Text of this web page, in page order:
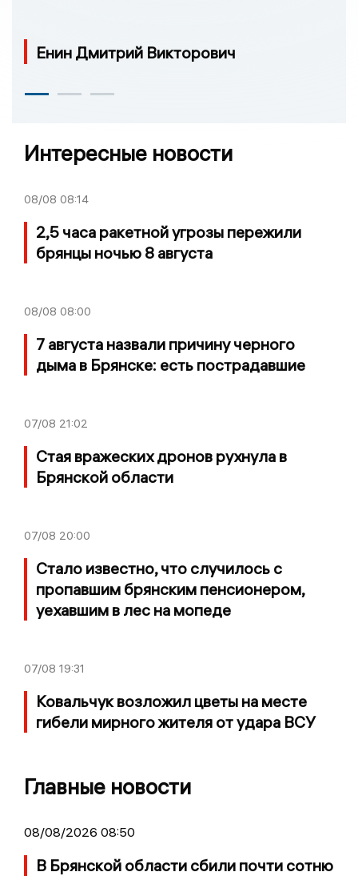
Енин Дмитрий Викторович
Интересные новости
08/08 08:14
2,5 часа ракетной угрозы пережили
брянцы ночью 8 августа
08/08 08:00
7 августа назвали причину черного
дыма в Брянске: есть пострадавшие
07/08 21:02
Стая вражеских дронов рухнула в
Брянской области
07/08 20:00
Стало известно, что случилось с
пропавшим брянским пенсионером,
уехавшим в лес на мопеде
07/08 19:31
Ковальчук возложил цветы на месте
гибели мирного жителя от удара ВСУ
Главные новости
08/08/2026 08:50
В Брянской области сбили почти сотню